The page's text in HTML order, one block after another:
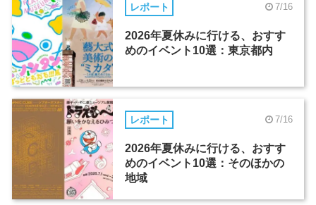
レポート 7/16
2026年夏休みに行ける、おすす
めのイベント10選：東京都内
レポート 7/16
2026年夏休みに行ける、おすす
めのイベント10選：そのほかの
地域